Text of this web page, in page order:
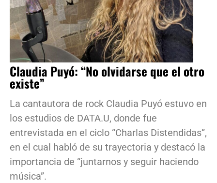
Claudia Puyó: “No olvidarse que el otro
existe”
La cantautora de rock Claudia Puyó estuvo en
los estudios de DATA.U, donde fue
entrevistada en el ciclo “Charlas Distendidas”,
en el cual habló de su trayectoria y destacó la
importancia de “juntarnos y seguir haciendo
música”.